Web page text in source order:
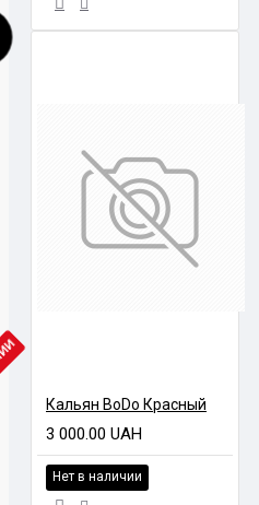
Кальян BoDo Красный
3 000.00 UAH
Нет в наличии